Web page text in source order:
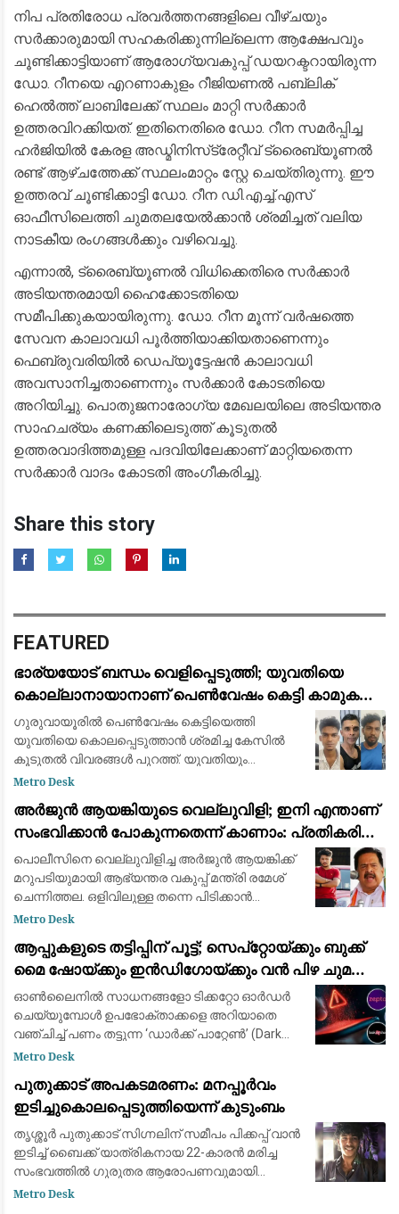
​നിപ പ്രതിരോധ പ്രവര്‍ത്തനങ്ങളിലെ വീഴ്ചയും
സര്‍ക്കാരുമായി സഹകരിക്കുന്നില്ലെന്ന ആക്ഷേപവും
ചൂണ്ടിക്കാട്ടിയാണ് ആരോഗ്യവകുപ്പ് ഡയറക്ടറായിരുന്ന
ഡോ. റീനയെ എറണാകുളം റീജിയണല്‍ പബ്ലിക്
ഹെല്‍ത്ത് ലാബിലേക്ക് സ്ഥലം മാറ്റി സര്‍ക്കാര്‍
ഉത്തരവിറക്കിയത്. ഇതിനെതിരെ ഡോ. റീന സമര്‍പ്പിച്ച
ഹര്‍ജിയില്‍ കേരള അഡ്മിനിസ്‌ട്രേറ്റീവ് ട്രൈബ്യൂണല്‍
രണ്ട് ആഴ്ചത്തേക്ക് സ്ഥലംമാറ്റം സ്റ്റേ ചെയ്തിരുന്നു. ഈ
ഉത്തരവ് ചൂണ്ടിക്കാട്ടി ഡോ. റീന ഡി.എച്ച്.എസ്
ഓഫീസിലെത്തി ചുമതലയേല്‍ക്കാന്‍ ശ്രമിച്ചത് വലിയ
നാടകീയ രംഗങ്ങള്‍ക്കും വഴിവെച്ചു.
​എന്നാല്‍, ട്രൈബ്യൂണല്‍ വിധിക്കെതിരെ സര്‍ക്കാര്‍
അടിയന്തരമായി ഹൈക്കോടതിയെ
സമീപിക്കുകയായിരുന്നു. ഡോ. റീന മൂന്ന് വര്‍ഷത്തെ
സേവന കാലാവധി പൂര്‍ത്തിയാക്കിയതാണെന്നും
ഫെബ്രുവരിയില്‍ ഡെപ്യൂട്ടേഷന്‍ കാലാവധി
അവസാനിച്ചതാണെന്നും സര്‍ക്കാര്‍ കോടതിയെ
അറിയിച്ചു. പൊതുജനാരോഗ്യ മേഖലയിലെ അടിയന്തര
സാഹചര്യം കണക്കിലെടുത്ത് കൂടുതല്‍
ഉത്തരവാദിത്തമുള്ള പദവിയിലേക്കാണ് മാറ്റിയതെന്ന
സര്‍ക്കാര്‍ വാദം കോടതി അംഗീകരിച്ചു.
Share this story
FEATURED
ഭാര്യയോട് ബന്ധം വെളിപ്പെടുത്തി; യുവതിയെ
കൊല്ലാനായാനാണ് പെൺവേഷം കെട്ടി കാമുകൻ
ഗുരുവായൂരിലെത്തിയതെന്ന് പോലീസ്
ഗുരുവായൂരിൽ പെൺവേഷം കെട്ടിയെത്തി
യുവതിയെ കൊലപ്പെടുത്താൻ ശ്രമിച്ച കേസിൽ
കൂടുതൽ വിവരങ്ങൾ പുറത്ത്. യുവതിയും
മുഖ്യപ്രതി പ്രസാദും തമ്മിലുണ്ടായിരുന്ന ബന്ധം
കൊലപാതക പദ്ധത
Metro Desk
അര്‍ജുന്‍ ആയങ്കിയുടെ വെല്ലുവിളി; ഇനി എന്താണ്
സംഭവിക്കാന്‍ പോകുന്നതെന്ന് കാണാം: പ്രതികരിച്ച്
രമേശ് ചെന്നിത്തല
പൊലീസിനെ വെല്ലുവിളിച്ച അര്‍ജുന്‍ ആയങ്കിക്ക്
മറുപടിയുമായി ആഭ്യന്തര വകുപ്പ് മന്ത്രി രമേശ്
ചെന്നിത്തല. ഒളിവിലുള്ള തന്നെ പിടിക്കാന്‍
പറ്റുമെങ്കില്‍ പിടിക്ക് എന്ന അര്‍ജുന്റെ
Metro Desk
ആപ്പുകളുടെ തട്ടിപ്പിന് പൂട്ട്; സെപ്റ്റോയ്ക്കും ബുക്ക്
മൈ ഷോയ്ക്കും ഇൻഡിഗോയ്ക്കും വൻ പിഴ ചുമത്തി
കേന്ദ്രം
ഓൺലൈനിൽ സാധനങ്ങളോ ടിക്കറ്റോ ഓർഡർ
ചെയ്യുമ്പോൾ ഉപഭോക്താക്കളെ അറിയാതെ
വഞ്ചിച്ച് പണം തട്ടുന്ന ‘ഡാർക്ക് പാറ്റേൺ’ (Dark
Patterns) തന്ത്രങ്ങൾക്കെതിരെ കേന്ദ്ര
ഓൺലൈൻ ഡെലിവറി
Metro Desk
പുതുക്കാട് അപകടമരണം: മനപ്പൂർവം
ഇടിച്ചുകൊലപ്പെടുത്തിയെന്ന് കുടുംബം
തൃശ്ശൂർ പുതുക്കാട് സിഗ്നലിന് സമീപം പിക്കപ്പ് വാൻ
ഇടിച്ച് ബൈക്ക് യാത്രികനായ 22-കാരൻ മരിച്ച
സംഭവത്തിൽ ഗുരുതര ആരോപണവുമായി
കുടുംബം. റോഡിലുണ്ടായ വാക്കുതർക്കത്തെ
Metro Desk